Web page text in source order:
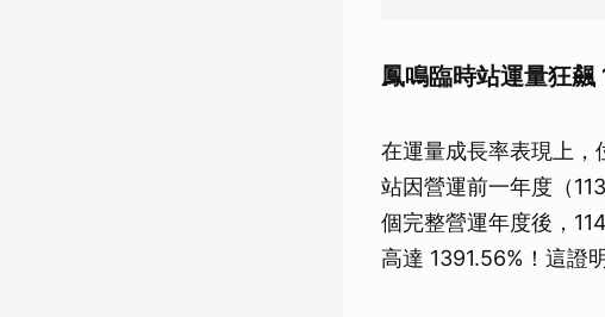
鳳鳴臨時站運量狂
在運量成長率表現上，
站因營運前一年度（
個完整營運年度後，
高達 1391.56%！這證